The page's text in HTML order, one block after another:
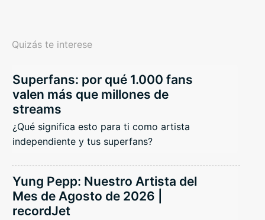
Quizás te interese
Superfans: por qué 1.000 fans
valen más que millones de
streams
¿Qué significa esto para ti como artista
independiente y tus superfans?
Yung Pepp: Nuestro Artista del
Mes de Agosto de 2026 |
recordJet